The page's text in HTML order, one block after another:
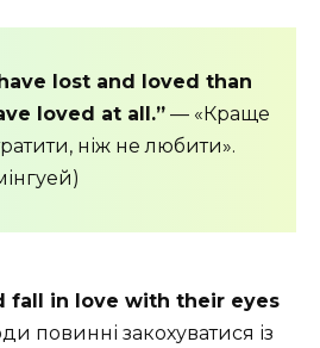
lost and loved than
loved at all.” — «Краще
ніж не любити».
fall in love with their eyes
повинні закохуватися із